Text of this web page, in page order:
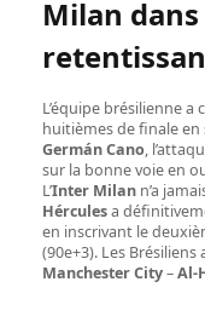
Milan
L’équipe brésilienne a
huitièmes de finale en
Germán Cano,
sur la bonne voie en
L’Inter Milan n’a
Hérculesa
en inscrivant le
(90e+3). Les
Manchester City–Al-